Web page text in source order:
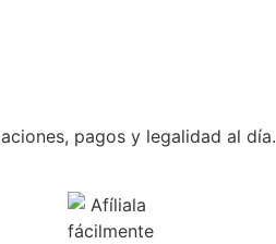
pagos y legalidad al día.